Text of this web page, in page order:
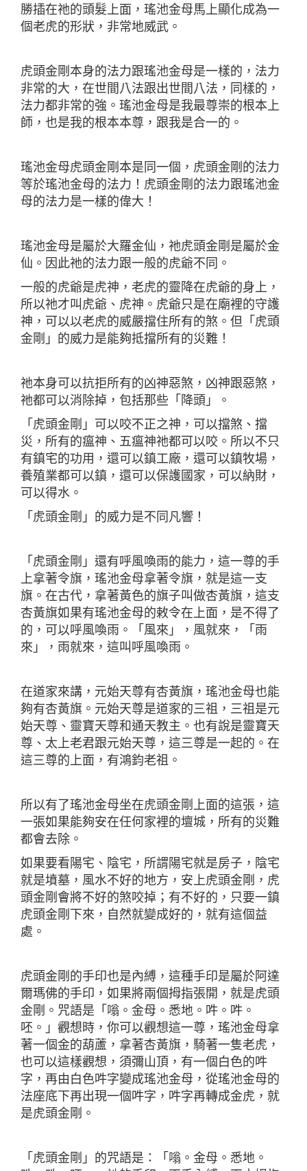
勝插在祂的頭髮上面，瑤池金母馬上顯化成為一
個老虎的形狀，非常地威武。
虎頭金剛本身的法力跟瑤池金母是一樣的，法力
非常的大，在世間八法跟出世間八法，同樣的，
法力都非常的強。瑤池金母是我最尊崇的根本上
師，也是我的根本本尊，跟我是合一的。
瑤池金母虎頭金剛本是同一個，虎頭金剛的法力
等於瑤池金母的法力！虎頭金剛的法力跟瑤池金
母的法力是一樣的偉大！
瑤池金母是屬於大羅金仙，祂虎頭金剛是屬於金
仙。因此祂的法力跟一般的虎爺不同。
一般的虎爺是虎神，老虎的靈降在虎爺的身上，
所以祂才叫虎爺、虎神。虎爺只是在廟裡的守護
神，可以以老虎的威嚴擋住所有的煞。但「虎頭
金剛」的威力是能夠抵擋所有的災難！
祂本身可以抗拒所有的凶神惡煞，凶神跟惡煞，
祂都可以消除掉，包括那些「降頭」。
「虎頭金剛」可以咬不正之神，可以擋煞、擋
災，所有的瘟神、五瘟神祂都可以咬。所以不只
有鎮宅的功用，還可以鎮工廠，還可以鎮牧場，
養殖業都可以鎮，還可以保護國家，可以納財，
可以得水。
「虎頭金剛」的威力是不同凡響！
「虎頭金剛」還有呼風喚雨的能力，這一尊的手
上拿著令旗，瑤池金母拿著令旗，就是這一支
旗。在古代，拿著黃色的旗子叫做杏黃旗，這支
杏黃旗如果有瑤池金母的敕令在上面，是不得了
的，可以呼風喚雨。「風來」，風就來，「雨
來」，雨就來，這叫呼風喚雨。
在道家來講，元始天尊有杏黃旗，瑤池金母也能
夠有杏黃旗。元始天尊是道家的三祖，三祖是元
始天尊、靈寶天尊和通天教主。也有說是靈寶天
尊、太上老君跟元始天尊，這三尊是一起的。在
這三尊的上面，有鴻鈞老祖。
所以有了瑤池金母坐在虎頭金剛上面的這張，這
一張如果能夠安在任何家裡的壇城，所有的災難
都會去除。
如果要看陽宅、陰宅，所謂陽宅就是房子，陰宅
就是墳墓，風水不好的地方，安上虎頭金剛，虎
頭金剛會將不好的煞咬掉；有不好的，只要一鎮
虎頭金剛下來，自然就變成好的，就有這個益
處。
虎頭金剛的手印也是內縛，這種手印是屬於阿達
爾瑪佛的手印，如果將兩個拇指張開，就是虎頭
金剛。咒語是「嗡。金母。悉地。吽。吽。
呸。」觀想時，你可以觀想這一尊，瑤池金母拿
著一個金的葫蘆，拿著杏黃旗，騎著一隻老虎，
也可以這樣觀想，須彌山頂，有一個白色的吽
字，再由白色吽字變成瑤池金母，從瑤池金母的
法座底下再出現一個吽字，吽字再轉成金虎，就
是虎頭金剛。
「虎頭金剛」的咒語是：「嗡。金母。悉地。